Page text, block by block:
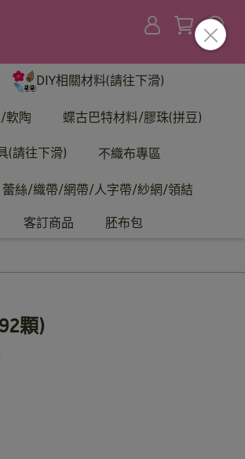
DIY相關材料(請往下滑)
軟陶 蝶古巴特材料/膠珠(拼豆)
(請往下滑) 不織布專區
蕾絲/織帶/網帶/人字帶/紗網/領結
客訂商品 胚布包
顆)